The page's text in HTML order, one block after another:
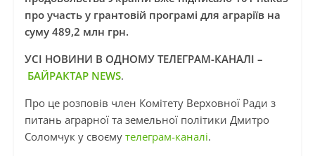
про участь у грантовій програмі для аграріїв на
суму 489,2 млн грн.
УСІ НОВИНИ В ОДНОМУ ТЕЛЕГРАМ-КАНАЛІ –
БАЙРАКТАР NEWS.
Про це розповів член Комітету Верховної Ради з
питань аграрної та земельної політики Дмитро
Соломчук у своєму телеграм-каналі.